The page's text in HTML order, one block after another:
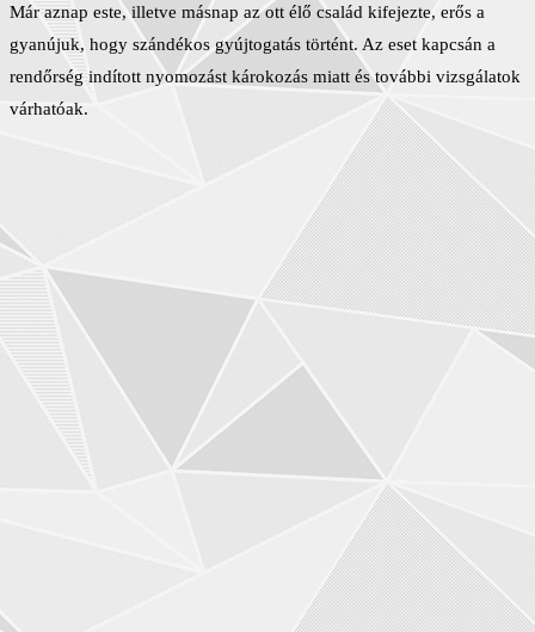
Már aznap este, illetve másnap az ott élő család kifejezte, erős a
gyanújuk, hogy szándékos gyújtogatás történt. Az eset kapcsán a
rendőrség indított nyomozást károkozás miatt és további vizsgálatok
várhatóak.